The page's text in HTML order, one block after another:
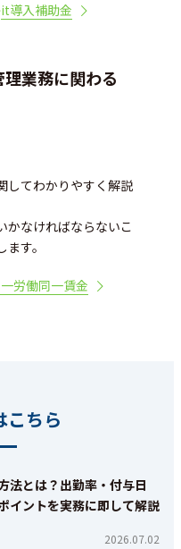
it導入補助金
業務に関わる
してわかりやすく解説
かなければならないこ
す。
労働同一賃金
こちら
法とは？出勤率・付与日
イントを実務に即して解説
2026.07.02